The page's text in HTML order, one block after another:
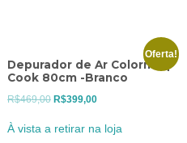
Oferta!
Depurador de Ar Colormaq
Cook 80cm -Branco
R$469,00 O
R$399,00O
atual
À vista a retirar na loja